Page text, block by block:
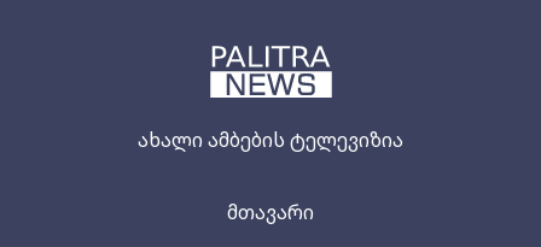
ახალი ამბების ტელევიზია
მთავარი